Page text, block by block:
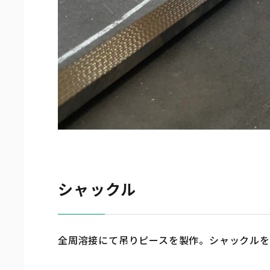
シャックル
全周溶接にて吊りピースを製作。シャックル